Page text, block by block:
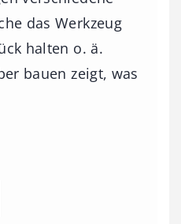
das Werkzeug
halten o. ä.
bauen zeigt, was